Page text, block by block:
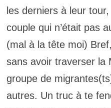
les derniers à leur
couple qui n’était pas
(mal à la tête moi)
sans avoir traverser la
groupe de
autres. Un truc à te